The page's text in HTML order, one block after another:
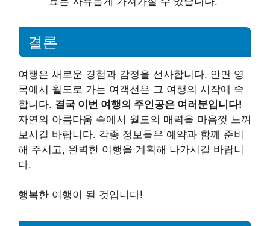
결론
여행은 새로운 경험과 감정을 선사합니다. 안면 영
목에서 월도로 가는 여객선은 그 여행의 시작에 속
합니다. 결국 이번 여행의 주인공은 여러분입니다!
자연의 아름다움 속에서 월도의 매력을 마음껏 느껴
보시길 바랍니다. 각종 정보들은 예약과 함께 준비
해 주시고, 완벽한 여행을 계획해 나가시길 바랍니
다.
행복한 여행이 될 것입니다!